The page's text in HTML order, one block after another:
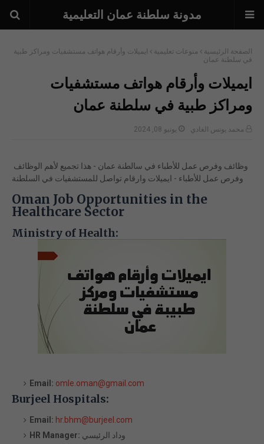
مدونة سلطنة عمان التعليمية
الصفحة الرئيسية منوعات تعليمية
ايميلات وأرقام هواتف مستشفيات ومراكز طبية
في سلطنة عمان
ايميلات وأرقام هواتف مستشفيات
ومراكز طبية في سلطنة عمان
محمد يونس الغادي يونيو 08, 2024
وفرص عمل للأطباء - ايميلات وارقام تواصل للمستشفيات في السلطنة
Oman Job Opportunities in the
Healthcare Sector
Ministry of Health:
Email: omle.oman@gmail.com
Burjeel Hospitals:
Email: hr.bhm@burjeel.com
HR Manager: وداد الرئيسي